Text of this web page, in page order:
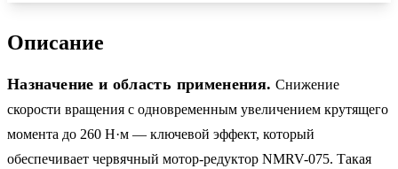
Описание
Назначение и область применения. Снижение
скорости вращения с одновременным увеличением крутящего
момента до 260 Н·м — ключевой эффект, который
обеспечивает червячный мотор-редуктор NMRV-075. Такая